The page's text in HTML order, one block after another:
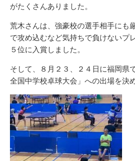
がたくさんありました。
荒木さんは、強豪校の選手相手にも
で攻め込むなど気持ちで負けないプ
５位に入賞しました。
そして、８月２３、２４日に福岡県
全国中学校卓球大会」への出場を決